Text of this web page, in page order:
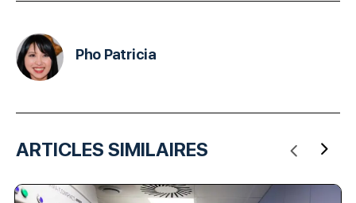
Pho Patricia
ARTICLES SIMILAIRES